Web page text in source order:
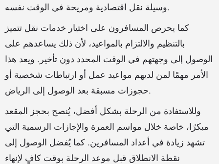
وسيلة نقل اقتصادية ومريحة في الوقت نفسه.
كما يحرص المسافرون على اختيار خدمات نقل تتميز
بالتنظيم والالتزام بالمواعيد، لأن ذلك يساعدهم على
الوصول إلى وجهتهم في الوقت المحدد دون تأخير. ويعد هذا
الأمر مهمًا لمن لديهم مواعيد عمل أو ارتباطات شخصية أو
حجوزات مسبقة بعد الوصول إلى الرياض.
وللاستفادة من الرحلة بشكل أفضل، يُنصح بحجز المقعد
مبكرًا، خاصة خلال مواسم العمرة والإجازات الرسمية التي
تشهد زيادة في أعداد المسافرين. كما يُفضل الوصول إلى
نقطة الانطلاق قبل موعد الرحلة بوقت كافٍ لإنهاء